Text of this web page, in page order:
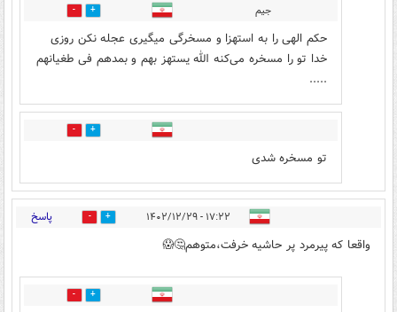
جیم 10
حکم الهی را به استهزا و مسخرگی میگیری عجله نکن روزی
خدا تو را مسخره می‌کنه الله یستهز بهم و بمدهم فی طغیانهم
.....
0
تو مسخره شدی
۱۷:۲۲ - ۱۴۰۲/۱۲/۲۹ 11 پاسخ
واقعا که پیرمرد پر حاشیه خرفت،متوهم🤔😱
6